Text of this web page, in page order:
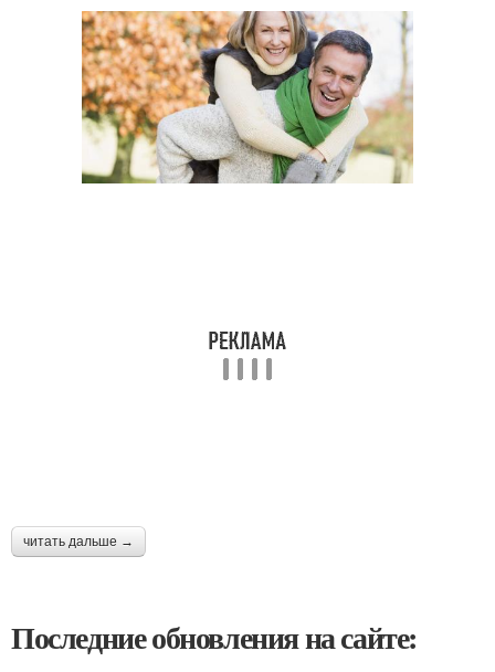
читать дальше →
Последние обновления на сайте: